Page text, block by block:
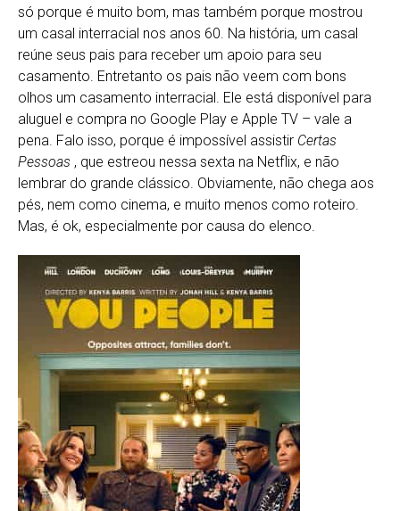
só porque é muito bom, mas também porque mostrou
um casal interracial nos anos 60. Na história, um casal
reúne seus pais para receber um apoio para seu
casamento. Entretanto os pais não veem com bons
olhos um casamento interracial. Ele está disponível para
aluguel e compra no Google Play e Apple TV – vale a
pena. Falo isso, porque é impossível assistir Certas
Pessoas , que estreou nessa sexta na Netflix, e não
lembrar do grande clássico. Obviamente, não chega aos
pés, nem como cinema, e muito menos como roteiro.
Mas, é ok, especialmente por causa do elenco.